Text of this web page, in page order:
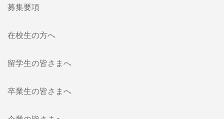
募集要項
在校生の方へ
留学生の皆さまへ
卒業生の皆さまへ